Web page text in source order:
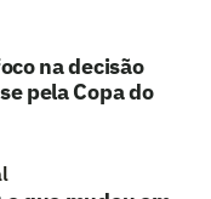
na decisão
pela Copa do